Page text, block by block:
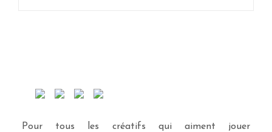
Pour tous les créatifs qui aiment jouer